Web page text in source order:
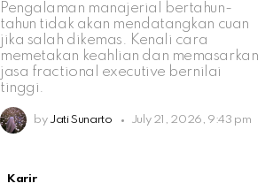
Pengalaman manajerial bertahun-
tahun tidak akan mendatangkan cuan
jika salah dikemas. Kenali cara
memetakan keahlian dan memasarkan
jasa fractional executive bernilai
tinggi.
by Jati Sunarto July 21, 2026, 9:43 pm
Karir